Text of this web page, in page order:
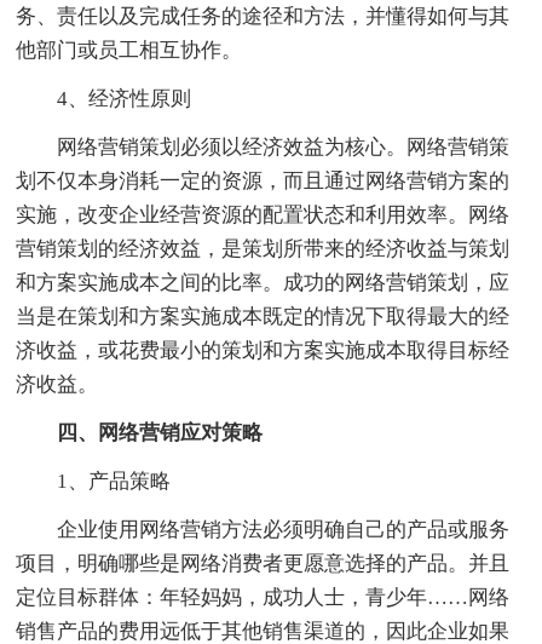
务、责任以及完成任务的途径和方法，并懂得如何与其
他部门或员工相互协作。
4、经济性原则
网络营销策划必须以经济效益为核心。网络营销策
划不仅本身消耗一定的资源，而且通过网络营销方案的
实施，改变企业经营资源的配置状态和利用效率。网络
营销策划的经济效益，是策划所带来的经济收益与策划
和方案实施成本之间的比率。成功的网络营销策划，应
当是在策划和方案实施成本既定的情况下取得最大的经
济收益，或花费最小的策划和方案实施成本取得目标经
济收益。
四、网络营销应对策略
1、产品策略
企业使用网络营销方法必须明确自己的产品或服务
项目，明确哪些是网络消费者更愿意选择的产品。并且
定位目标群体：年轻妈妈，成功人士，青少年……网络
销售产品的费用远低于其他销售渠道的，因此企业如果